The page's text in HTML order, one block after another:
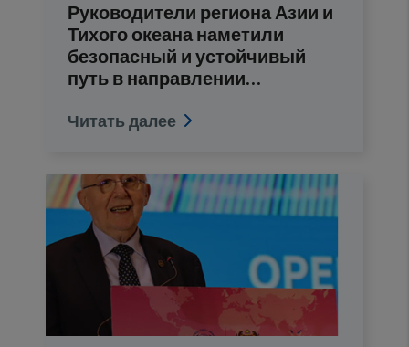
Руководители региона Азии и
Тихого океана наметили
безопасный и устойчивый
путь в направлении…
Читать далее